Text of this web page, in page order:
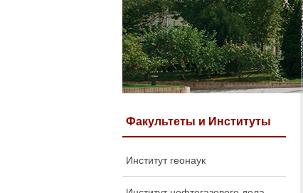
Факультеты и Институты
Институт геонаук